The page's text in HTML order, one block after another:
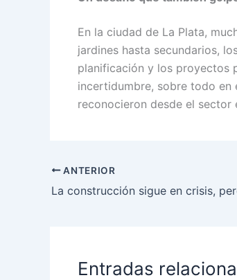
En la ciudad de La Plata,
jardines hasta secundarios,
planificación y los proyectos
incertidumbre, sobre todo en
reconocieron desde el sector
ANTERIOR
Entradas